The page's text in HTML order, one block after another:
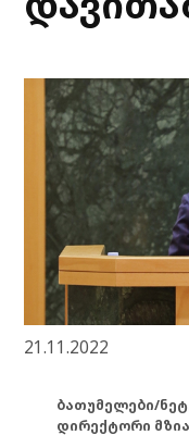
21.11.2022
ბათუმელები/
დირექტორი